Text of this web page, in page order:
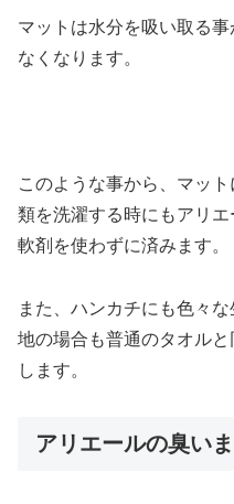
マットは水分を吸い取る
なくなります。
このような事から、マッ
類を洗濯する時にもアリ
軟剤を使わずに済みます。
また、ハンカチにも色々
地の場合も普通のタオル
します。
アリエールの臭い